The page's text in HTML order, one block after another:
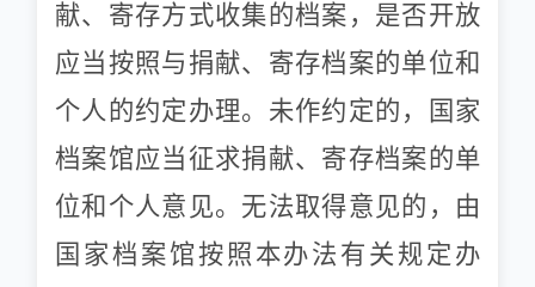
献、寄存方式收集的档案，是否开放
应当按照与捐献、寄存档案的单位和
个人的约定办理。未作约定的，国家
档案馆应当征求捐献、寄存档案的单
位和个人意见。无法取得意见的，由
国家档案馆按照本办法有关规定办